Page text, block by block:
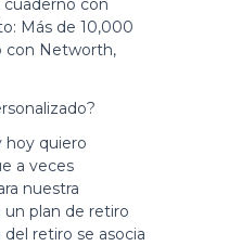
hoy quiero
a veces
nuestra
un plan de retiro
retiro se asocia